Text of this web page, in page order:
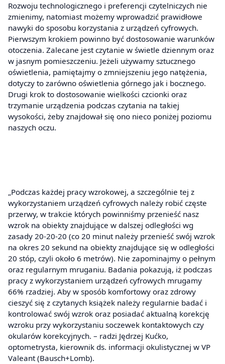
Rozwoju technologicznego i preferencji czytelniczych nie
zmienimy, natomiast możemy wprowadzić prawidłowe
nawyki do sposobu korzystania z urządzeń cyfrowych.
Pierwszym krokiem powinno być dostosowanie warunków
otoczenia. Zalecane jest czytanie w świetle dziennym oraz
w jasnym pomieszczeniu. Jeżeli używamy sztucznego
oświetlenia, pamiętajmy o zmniejszeniu jego natężenia,
dotyczy to zarówno oświetlenia górnego jak i bocznego.
Drugi krok to dostosowanie wielkości czcionki oraz
trzymanie urządzenia podczas czytania na takiej
wysokości, żeby znajdował się ono nieco poniżej poziomu
naszych oczu.
„Podczas każdej pracy wzrokowej, a szczególnie tej z
wykorzystaniem urządzeń cyfrowych należy robić częste
przerwy, w trakcie których powinniśmy przenieść nasz
wzrok na obiekty znajdujące w dalszej odległości wg
zasady 20-20-20 (co 20 minut należy przenieść swój wzrok
na okres 20 sekund na obiekty znajdujące się w odległości
20 stóp, czyli około 6 metrów). Nie zapominajmy o pełnym
oraz regularnym mruganiu. Badania pokazują, iż podczas
pracy z wykorzystaniem urządzeń cyfrowych mrugamy
66% rzadziej. Aby w sposób komfortowy oraz zdrowy
cieszyć się z czytanych książek należy regularnie badać i
kontrolować swój wzrok oraz posiadać aktualną korekcję
wzroku przy wykorzystaniu soczewek kontaktowych czy
okularów korekcyjnych. – radzi Jędrzej Kućko,
optometrysta, kierownik ds. informacji okulistycznej w VP
Valeant (Bausch+Lomb).